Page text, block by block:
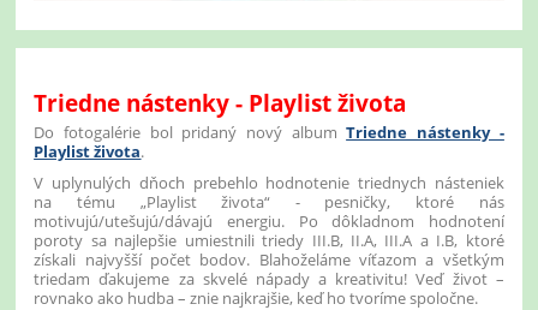
Triedne nástenky - Playlist života
Do fotogalérie bol pridaný nový albumTriedne nástenky -
Playlist života.
V uplynulých dňoch prebehlo hodnotenie triednych násteniek
na tému „Playlist života“ - pesničky, ktoré nás
motivujú/utešujú/dávajú energiu. Po dôkladnom hodnotení
poroty sa najlepšie umiestnili triedy III.B, II.A, III.A a I.B, ktoré
získali najvyšší počet bodov. Blahoželáme víťazom a všetkým
triedam ďakujeme za skvelé nápady a kreativitu! Veď život –
rovnako ako hudba – znie najkrajšie, keď ho tvoríme spoločne.